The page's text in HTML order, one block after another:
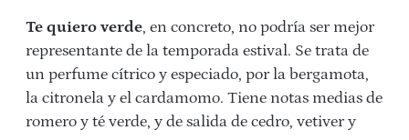
Te quiero verde, en concreto, no podría ser mejor
representante de la temporada estival. Se trata de
un perfume cítrico y especiado, por la bergamota,
la citronela y el cardamomo. Tiene notas medias de
romero y té verde, y de salida de cedro, vetiver y